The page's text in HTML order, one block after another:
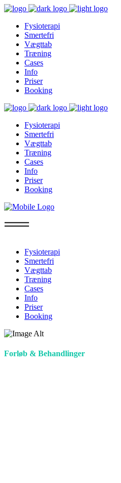
Fysioterapi
Smertefri
Vægttab
Træning
Cases
Info
Priser
Booking
Fysioterapi
Smertefri
Vægttab
Træning
Cases
Info
Priser
Booking
Fysioterapi
Smertefri
Vægttab
Træning
Cases
Info
Priser
Booking
Forløb & Behandlinger